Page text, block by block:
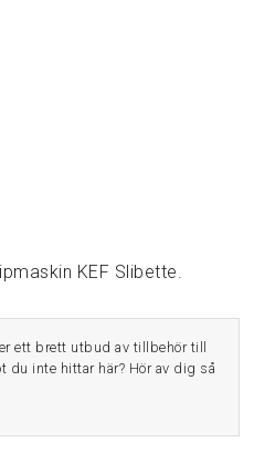
KEF Slibette.
ett brett utbud av tillbehör till
du inte hittar här? Hör av dig så